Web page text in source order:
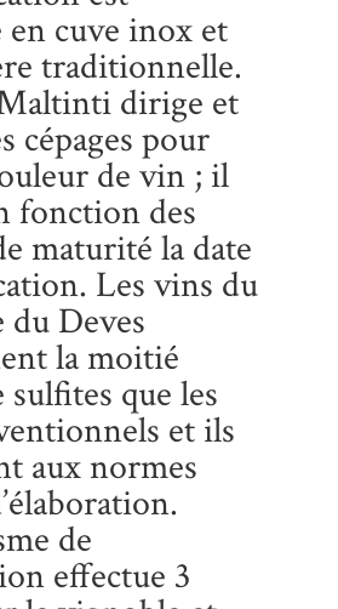
en cuve inox et
traditionnelle.
dirige et
cépages pour
de vin ; il
fonction des
maturité la date
Les vins du
Deves
la moitié
que les
et ils
aux normes
de
effectue 3